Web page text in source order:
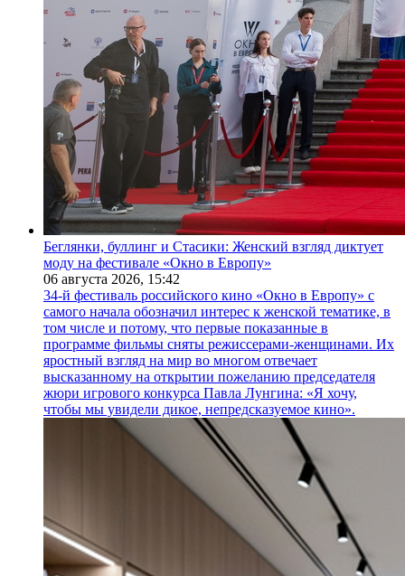
Беглянки, буллинг и Стасики: Женский взгляд диктует
моду на фестивале «Окно в Европу»
06 августа 2026, 15:42
34-й фестиваль российского кино «Окно в Европу» с
самого начала обозначил интерес к женской тематике, в
том числе и потому, что первые показанные в
программе фильмы сняты режиссерами-женщинами. Их
яростный взгляд на мир во многом отвечает
высказанному на открытии пожеланию председателя
жюри игрового конкурса Павла Лунгина: «Я хочу,
чтобы мы увидели дикое, непредсказуемое кино».